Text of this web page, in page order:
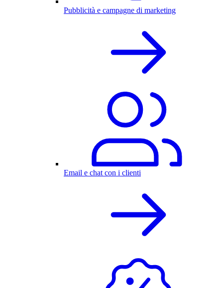
Pubblicità e campagne di marketing
Email e chat con i clienti